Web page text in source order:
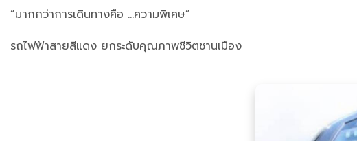
“มากกว่าการเดินทางคือ ...ความพิเศษ”
รถไฟฟ้าสายสีแดง ยกระดับคุณภาพชีวิตชานเมือง